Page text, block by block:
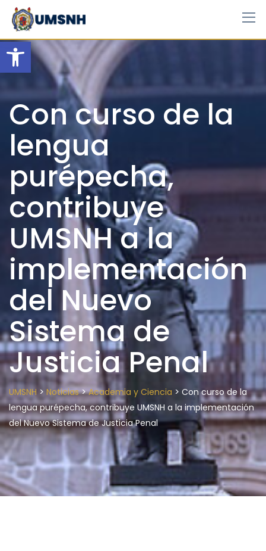
Open toolbar
Skip
content
Con curso de la
lengua
purépecha,
contribuye
UMSNH a la
implementación
del Nuevo
Sistema de
Justicia Penal
UMSNH > Noticias>Academia y Ciencia > Con curso de la
lengua purépecha, contribuye UMSNH a la implementación
del Nuevo Sistema de Justicia Penal